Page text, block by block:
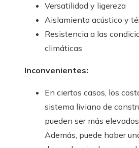
Versatilidad y ligereza
Aislamiento acústico y
Resistencia a las
climáticas
Inconvenientes:
En ciertos casos, los
sistema liviano de
pueden ser más
Además, puede haber